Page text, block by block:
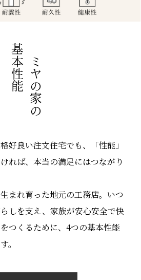
カミヤの家の
基本性能
好良い注文住宅でも、「性能」
れば、本当の満足にはつながり
まれ育った地元の工務店。いつ
しを支え、家族が安心安全で快
つくるために、4つの基本性能
。